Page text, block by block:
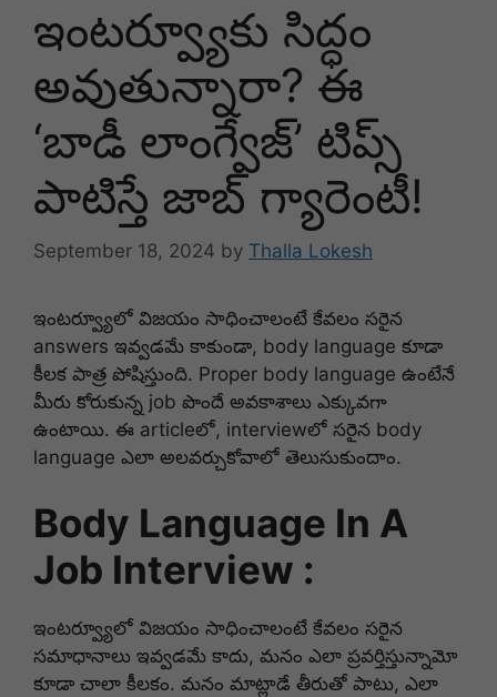
ఇంటర్వ్యూకు సిద్ధం
అవుతున్నారా? ఈ
‘బాడీ లాంగ్వేజ్’ టిప్స్
పాటిస్తే జాబ్ గ్యారెంటీ!
September 18, 2024 by Thalla Lokesh
ఇంటర్వ్యూలో విజయం సాధించాలంటే కేవలం సరైన
answers ఇవ్వడమే కాకుండా, body language కూడా
కీలక పాత్ర పోషిస్తుంది. Proper body language ఉంటేనే
మీరు కోరుకున్న job పొందే అవకాశాలు ఎక్కువగా
ఉంటాయి. ఈ articleలో, interviewలో సరైన body
language ఎలా అలవర్చుకోవాలో తెలుసుకుందాం.
Body Language In A
Job Interview :
ఇంటర్వ్యూలో విజయం సాధించాలంటే కేవలం సరైన
సమాధానాలు ఇవ్వడమే కాదు, మనం ఎలా ప్రవర్తిస్తున్నామో
కూడా చాలా కీలకం. మనం మాట్లాడే తీరుతో పాటు, ఎలా